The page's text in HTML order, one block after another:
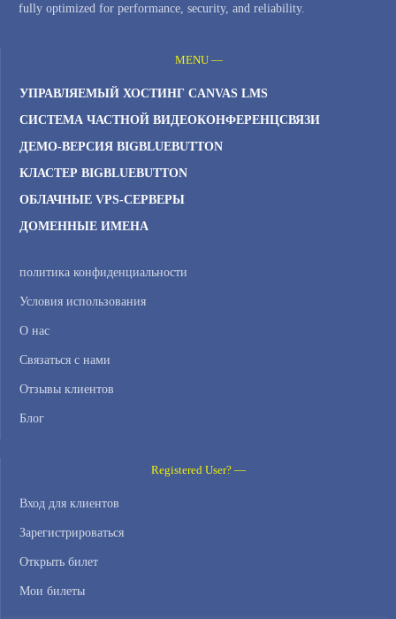
fully optimized for performance, security, and reliability.
MENU —
УПРАВЛЯЕМЫЙ ХОСТИНГ CANVAS LMS
СИСТЕМА ЧАСТНОЙ ВИДЕОКОНФЕРЕНЦСВЯЗИ
ДЕМО-ВЕРСИЯ BIGBLUEBUTTON
КЛАСТЕР BIGBLUEBUTTON
ОБЛАЧНЫЕ VPS-СЕРВЕРЫ
ДОМЕННЫЕ ИМЕНА
политика конфиденциальности
Условия использования
О нас
Связаться с нами
Отзывы клиентов
Блог
Registered User? —
Вход для клиентов
Зарегистрироваться
Открыть билет
Мои билеты